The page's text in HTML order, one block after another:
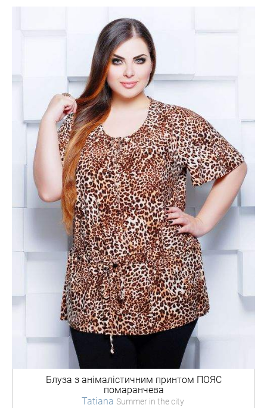
Блуза з анімалістичним принтом ПОЯС
помаранчева
Tatiana Summer in the city